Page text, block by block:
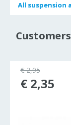
All suspension
All suspension
€ 2,95
€ 2,35